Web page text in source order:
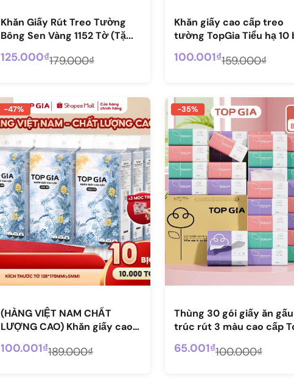
Khăn Giấy Rút Treo Tường
Bông Sen Vàng 1152 Tờ (Tặ...
125.000₫179.000₫
Khăn giấy cao cấp treo
tường TopGia Tiểu hạ 10
100.001₫159.000₫
-47%
(HÀNG VIỆT NAM CHẤT
LƯỢNG CAO) Khăn giấy cao
100.001₫189.000₫
-35%
Thùng 30 gói giấy ăn gấu
trúc rút 3 màu cao cấp
65.001₫100.000₫